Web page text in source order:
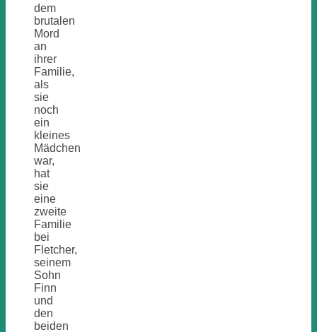
dem
brutalen
Mord
an
ihrer
Familie,
als
sie
noch
ein
kleines
Mädchen
war,
hat
sie
eine
zweite
Familie
bei
Fletcher,
seinem
Sohn
Finn
und
den
beiden